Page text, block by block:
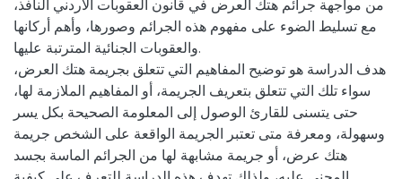
من مواجهة جرائم هتك العرض في قانون العقوبات الأردني النافذ،
مع تسليط الضوء على مفهوم هذه الجرائم وصورها، وأهم أركانها
والعقوبات الجنائية المترتبة عليها.
هدف الدراسة هو توضيح المفاهيم التي تتعلق بجريمة هتك العرض،
سواء تلك التي تتعلق بتعريف الجريمة، أو المفاهيم الملازمة لها،
حتى يتسنى للقارئ الوصول إلى المعلومة الصحيحة بكل يسر
وسهولة، ومعرفة متى تعتبر الجريمة الواقعة على الشخص جريمة
هتك عرض، أو جريمة مشابهة لها من الجرائم الماسة بجسد